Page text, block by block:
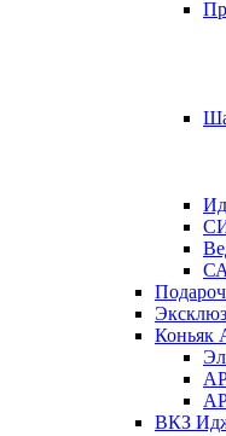
Коньяк
ВКЗ